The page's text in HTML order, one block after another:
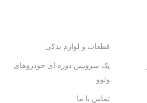
قطعات و لوازم یدکی
پک سرویس دوره ای خودروهای
ولوو
تماس با ما